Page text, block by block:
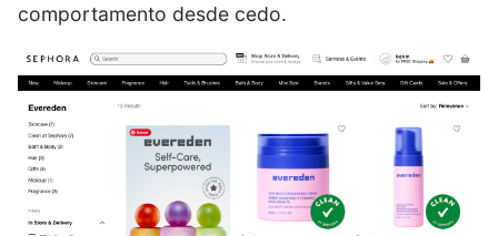
comportamento desde cedo.